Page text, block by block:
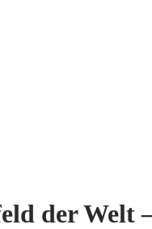
der Welt